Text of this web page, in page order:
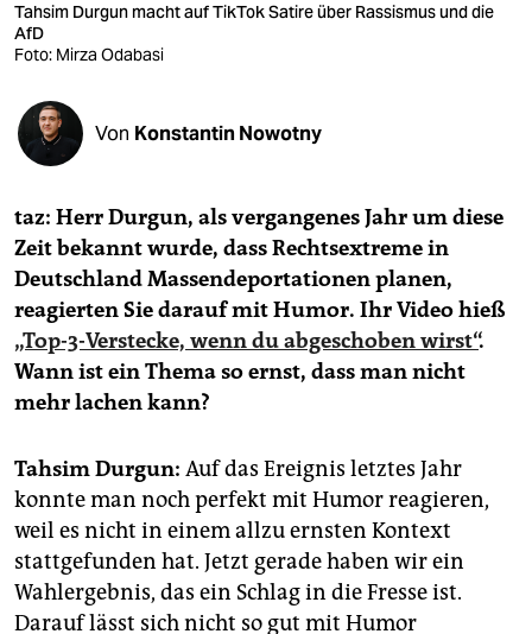
fragen & hilfe
unterstützen
abo
genossenschaft
epaper login
Tahsim Durgun macht auf TikTok Satire über Rassismus und die
AfD
Foto: Mirza Odabasi
Von Konstantin Nowotny
taz: Herr Durgun, als vergangenes Jahr um diese
Zeit bekannt wurde, dass Rechtsextreme in
Deutschland Massendeportationen planen,
reagierten Sie darauf mit Humor. Ihr Video hieß
„Top-3-Verstecke, wenn du abgeschoben wirst“.
Wann ist ein Thema so ernst, dass man nicht
mehr lachen kann?
Tahsim Durgun: Auf das Ereignis letztes Jahr
konnte man noch perfekt mit Humor reagieren,
weil es nicht in einem allzu ernsten Kontext
stattgefunden hat. Jetzt gerade haben wir ein
Wahlergebnis, das ein Schlag in die Fresse ist.
Darauf lässt sich nicht so gut mit Humor